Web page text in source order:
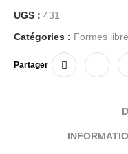
UGS : 431
Catégories : Formes
Partager